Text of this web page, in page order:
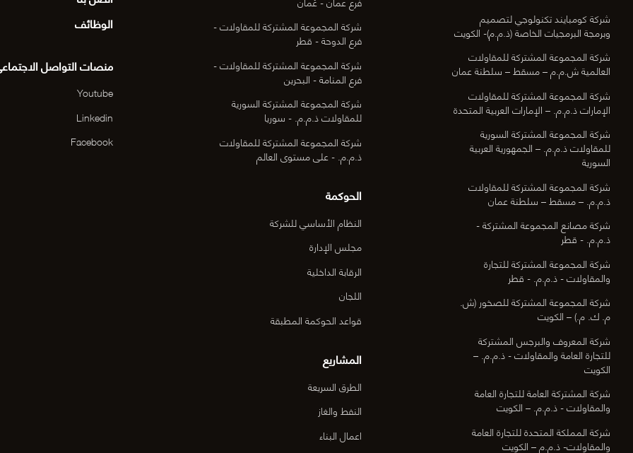
شركة كومبايند تكنولوجي لتصميم
وبرمجة البرمجيات الخاصة (ذ.م.م)- الكويت
شركة المجموعة المشتركة للمقاولات
العالمية ش.م.م – مسقط – سلطنة عمان
شركة المجموعة المشتركة للمقاولات
الإمارات ذ.م.م. – الإمارات العربية المتحدة
شركة المجموعة المشتركة السورية
للمقاولات ذ.م.م. – الجمهورية العربية
السورية
شركة المجموعة المشتركة للمقاولات
ذ.م.م. – مسقط – سلطنة عمان
شركة مصانع المجموعة المشتركة -
ذ.م.م. - قطر
شركة المجموعة المشتركة للتجارة
والمقاولات - ذ.م.م. - قطر
شركة المجموعة المشتركة للصخور (ش.
م. ك. م.) – الكويت
شركة المعروف والبرجس المشتركة
للتجارة العامة والمقاولات - ذ.م.م. –
الكويت
شركة المشتركة العامة للتجارة العامة
والمقاولات - ذ.م.م. – الكويت
شركة المملكة المتحدة للتجارة العامة
والمقاولات- ذ.م.م – الكويت
شركة المجموعة المشتركة للمقاولات -
فرع الدوحة - قطر
شركة المجموعة المشتركة للمقاولات -
فرع المنامة - البحرين
شركة المجموعة المشتركة السورية
للمقاولات ذ.م.م. - سوريا
شركة المجموعة المشتركة للمقاولات
ذ.م.م. - على مستوى العالم
الحوكمة
النظام الأساسي للشركة
مجلس الإدارة
الرقابة الداخلية
اللجان
قواعد الحوكمة المطبقة
المشاريع
الطرق السريعة
النفط والغاز
اعمال البناء
الوظائف
منصات التواصل
Youtube
Linkedin
Facebook